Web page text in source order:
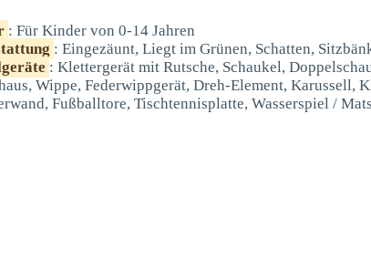
: Für Kinder von 0-14 Jahren
: Eingezäunt, Liegt im Grünen, Schatten,
: Klettergerät mit Rutsche, Schaukel,
Wippe, Federwippgerät, Dreh-Element, Karussell,
Fußballtore, Tischtennisplatte, Wasserspiel /